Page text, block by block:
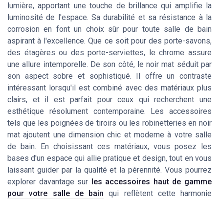
lumière, apportant une touche de brillance qui amplifie la
luminosité de l'espace. Sa durabilité et sa résistance à la
corrosion en font un choix sûr pour toute salle de bain
aspirant à l'excellence. Que ce soit pour des porte-savons,
des étagères ou des porte-serviettes, le chrome assure
une allure intemporelle. De son côté, le noir mat séduit par
son aspect sobre et sophistiqué. Il offre un contraste
intéressant lorsqu'il est combiné avec des matériaux plus
clairs, et il est parfait pour ceux qui recherchent une
esthétique résolument contemporaine. Les accessoires
tels que les poignées de tiroirs ou les robinetteries en noir
mat ajoutent une dimension chic et moderne à votre salle
de bain. En choisissant ces matériaux, vous posez les
bases d'un espace qui allie pratique et design, tout en vous
laissant guider par la qualité et la pérennité. Vous pourrez
explorer davantage sur
les accessoires haut de gamme
pour votre salle de bain qui reflètent cette harmonie